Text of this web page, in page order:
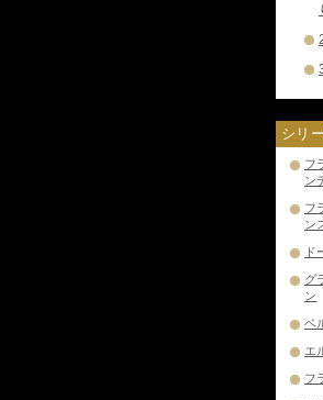
シリ
フ
ン
フ
ン
ド
グ
ン
ベ
エ
フ